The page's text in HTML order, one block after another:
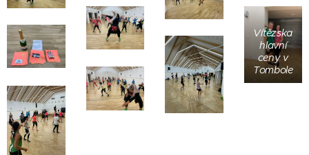
Vítězska
hlavní
ceny v
Tombole